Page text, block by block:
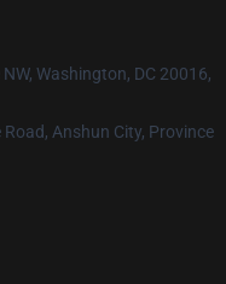
Washington, DC 20016,
Anshun City, Province